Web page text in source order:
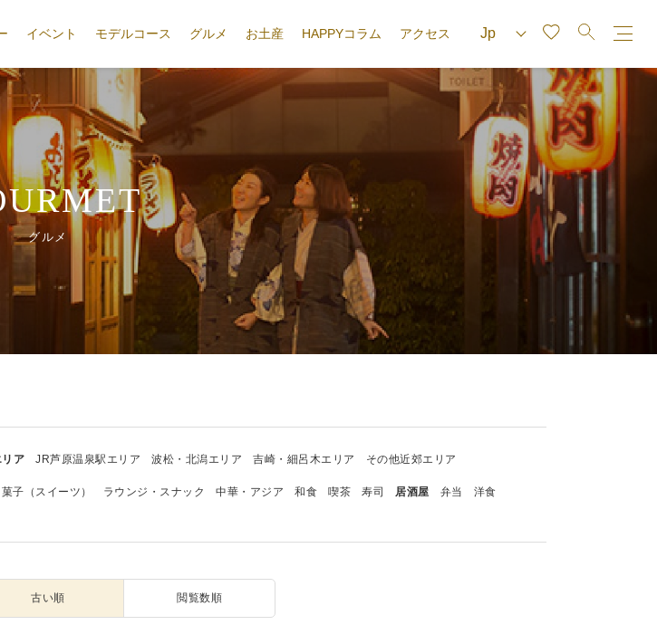
イベント モデルコース グルメ お土産 HAPPYコラム アクセス
グルメ
ア JR芦原温泉駅エリア 波松・北潟エリア 吉崎・細呂木エリア その他近郊エリア
子（スイーツ） ラウンジ・スナック 中華・アジア 和食 喫茶 寿司 居酒屋 弁当
洋食
古い順 閲覧数順